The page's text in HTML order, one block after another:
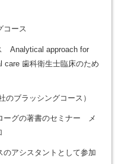
コース
Analytical approach for
care 歯科衛生士臨床のため
ブラッシングコース）
ーグの著書のセミナー メ
アシスタントとして参加